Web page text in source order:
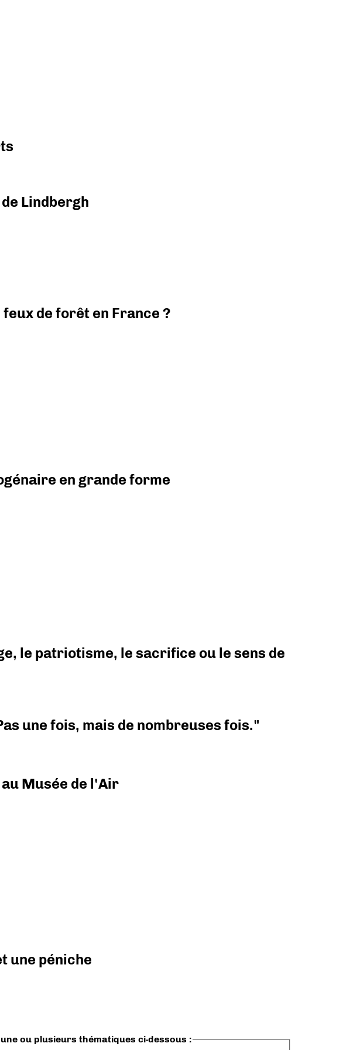
Lindbergh
de forêt en France ?
en grande forme
le patriotisme, le sacrifice ou le sens de
une fois, mais de nombreuses fois."
Musée de l'Air
une péniche
ou plusieurs thématiques ci-dessous :